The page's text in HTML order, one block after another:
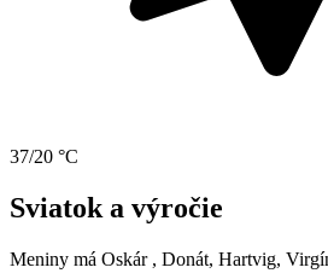
37/20 °C
Sviatok a výročie
Meniny má Oskár , Donát, Hartvig,